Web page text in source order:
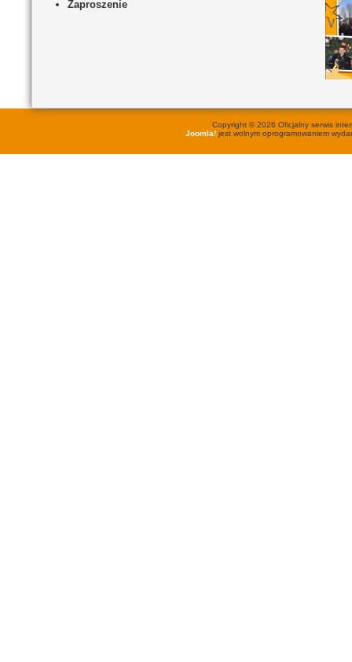
Zaproszenie
Copyright © 2026 Oficjalny serwis
Joomla!jest wolnym oprogramowaniem